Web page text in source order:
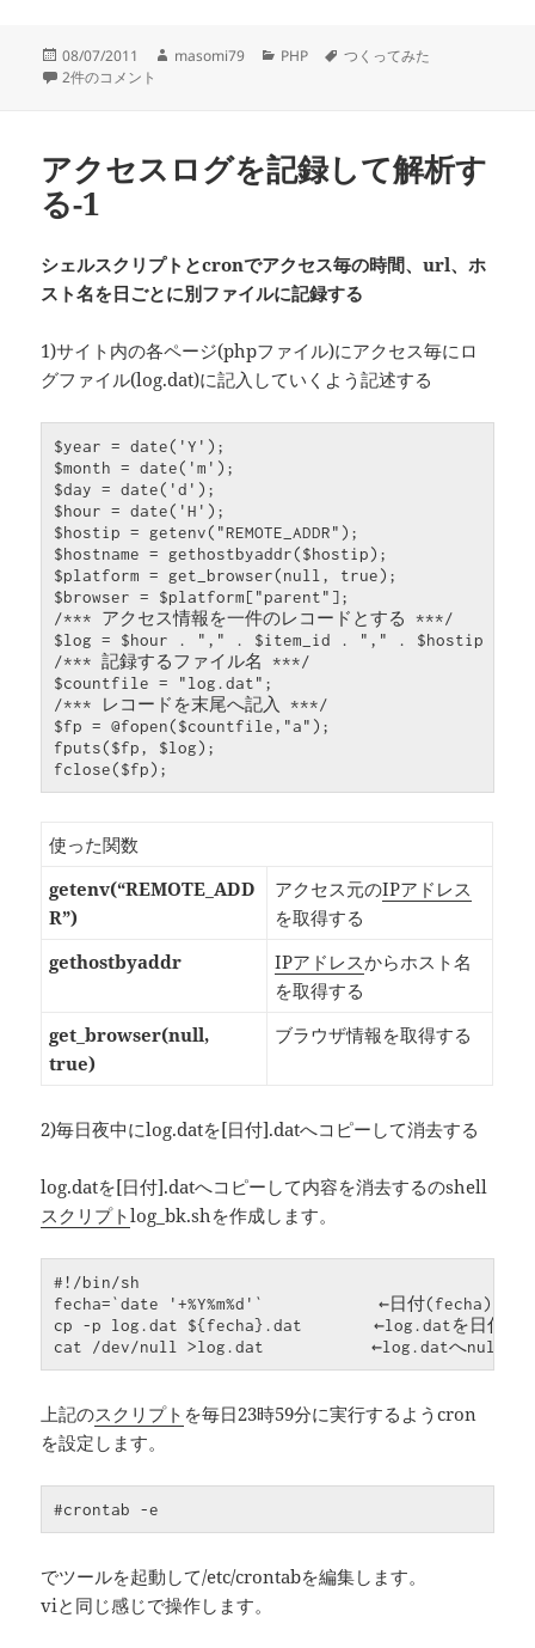
投
稿
08/07/2011
作
masomi79
カ
PHP
タ
つくってみた
gdライブラリを利用してサムネイルを作成する画像アップローダを作る
2件のコメント
アクセスログを記録して解析す
る-1
シェルスクリプトとcronでアクセス毎の時間、url、ホ
スト名を日ごとに別ファイルに記録する
1)サイト内の各ページ(phpファイル)にアクセス毎にロ
グファイル(log.dat)に記入していくよう記述する
$year = date('Y');
$month = date('m');
$day = date('d');
$hour = date('H');
$hostip = getenv("REMOTE_ADDR");
$hostname = gethostbyaddr($hostip);
$platform = get_browser(null, true);
$browser = $platform["parent"];
/*** アクセス情報を一件のレコードとする ***/
$log = $hour . "," . $item_id . "," . $hostip .
/*** 記録するファイル名 ***/
$countfile = "log.dat";
/*** レコードを末尾へ記入 ***/
$fp = @fopen($countfile,"a");
fputs($fp, $log);
fclose($fp);
使った関数
getenv(“REMOTE_ADD
R”)
アクセス元のIPアドレス
を取得する
gethostbyaddr
IPアドレスからホスト名
を取得する
get_browser(null,
true)
ブラウザ情報を取得する
2)毎日夜中にlog.datを[日付].datへコピーして消去する
log.datを[日付].datへコピーして内容を消去するのshell
スクリプトlog_bk.shを作成します。
#!/bin/sh
fecha=`date '+%Y%m%d'`            ←日付(fecha)を取
cp -p log.dat ${fecha}.dat　　　　←log.datを日付
cat /dev/null >log.dat　　　　　　←log.datへnullを書
上記のスクリプト を毎日23時59分に実行するようcron
を設定します。
#crontab -e
でツールを起動して/etc/crontabを編集します。
viと同じ感じで操作します。